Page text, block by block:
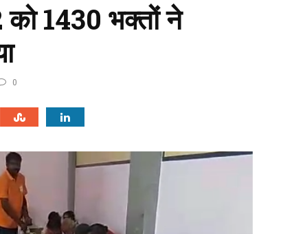
को 1430 भक्तों ने
0